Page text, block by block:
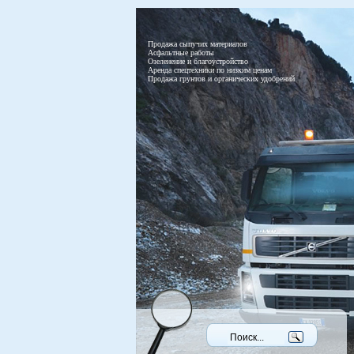
Продажа сыпучих материалов
Асфальтные работы
Озеленение и благоустройство
Аренда спецтехники по низким ценам
Продажа грунтов и органических удобрений